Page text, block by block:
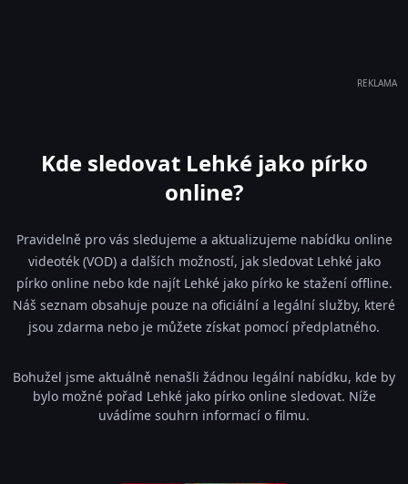
REKLAMA
Kde sledovat Lehké jako pírko
online?
Pravidelně pro vás sledujeme a aktualizujeme nabídku online
videoték (VOD) a dalších možností, jak sledovat Lehké jako
pírko online nebo kde najít Lehké jako pírko ke stažení offline.
Náš seznam obsahuje pouze na oficiální a legální služby, které
jsou zdarma nebo je můžete získat pomocí předplatného.
Bohužel jsme aktuálně nenašli žádnou legální nabídku, kde by
bylo možné pořad Lehké jako pírko online sledovat. Níže
uvádíme souhrn informací o filmu.